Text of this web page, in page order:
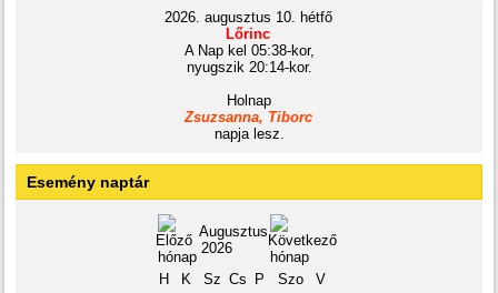
2026. augusztus 10. hétfő
Lőrinc
A Nap kel 05:38-kor,
nyugszik 20:14-kor.
Holnap
Zsuzsanna, Tiborc
napja lesz.
Esemény naptár
Augusztus
2026
H
K Sz Cs P Szo
V